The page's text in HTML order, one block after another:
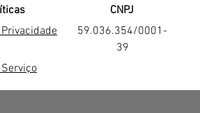
CNPJ
59.036.354/0001-
39